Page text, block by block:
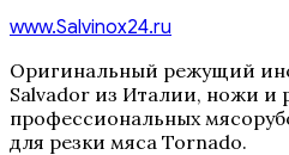
www.Salvinox24.ru
Оригинальный режущий
Salvador из Италии, ножи и
профессиональных
для резки мяса Tornado.